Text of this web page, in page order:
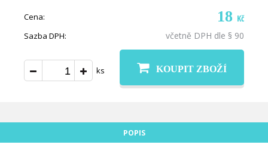
Cena: 18 Kč
Sazba DPH: včetně DPH dle § 90
ks KOUPIT ZBOŽÍ
POPIS